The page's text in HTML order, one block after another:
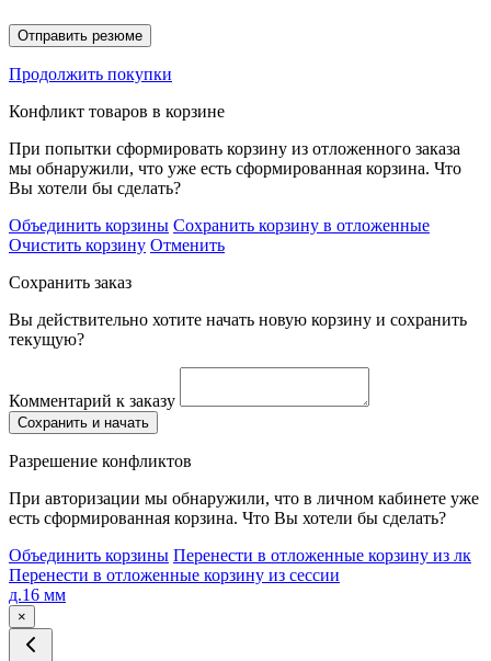
Отправить резюме
Продолжить покупки
Конфликт товаров в корзине
При попытки сформировать корзину из отложенного заказа
мы обнаружили, что уже есть сформированная корзина. Что
Вы хотели бы сделать?
Объединить корзины Сохранить корзину в отложенные
Очистить корзину Отменить
Сохранить заказ
Вы действительно хотите начать новую корзину и сохранить
текущую?
Комментарий к заказу
Сохранить и начать
Разрешение конфликтов
При авторизации мы обнаружили, что в личном кабинете уже
есть сформированная корзина. Что Вы хотели бы сделать?
Объединить корзины Перенести в отложенные корзину из лк
Перенести в отложенные корзину из сессии
д.16 мм
×